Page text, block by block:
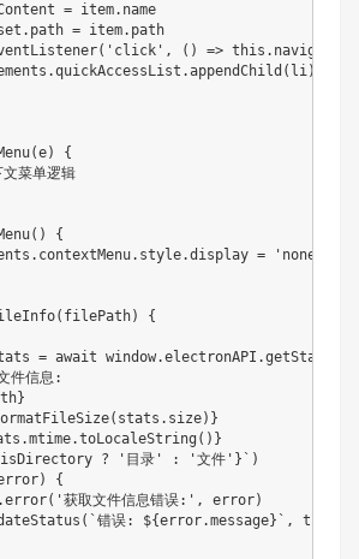
= item.name
= item.path
() =>
{
菜单逻辑
{
= 'none'
{
= await
件信息:
? '目录' : '文件'}`)
{
获取文件信息错误:', error)
错误: ${error.message}`, true)